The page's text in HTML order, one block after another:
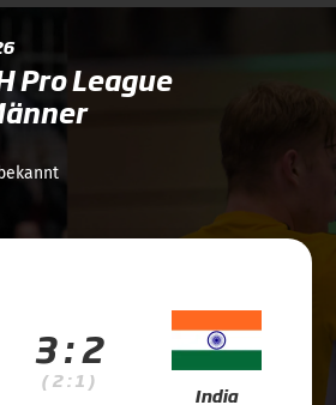
Pro League
3 : 2
( 2 : 1 )
India